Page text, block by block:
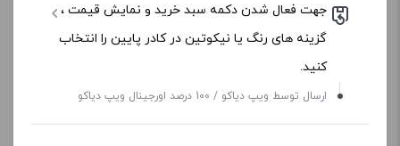
جهت فعال شدن دکمه سبد خرید و نمایش قیمت ،
گزینه های رنگ یا نیکوتین در کادر پایین را انتخاب
کنید.
ارسال توسط ویپ دیاکو / 100 درصد اورجینال ویپ دیاکو